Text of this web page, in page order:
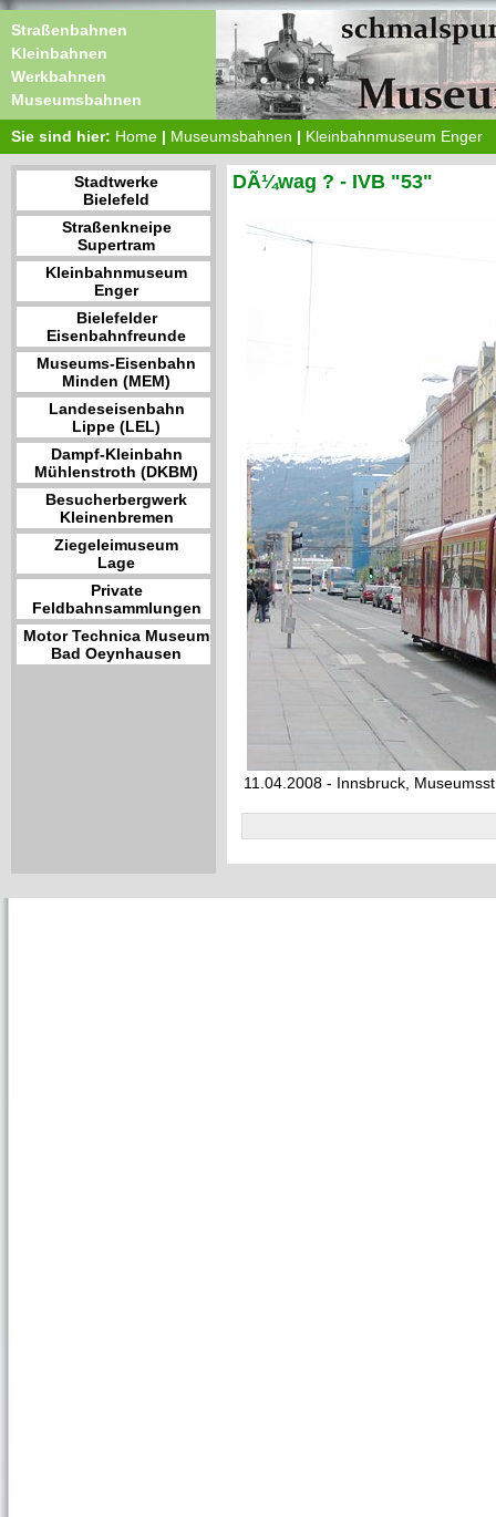
Straßenbahnen
Kleinbahnen
Werkbahnen
Museumsbahnen
Sie sind hier: Home | Museumsbahnen | Kleinbahnmuseum Enger
Stadtwerke
Bielefeld
Straßenkneipe
Supertram
Kleinbahnmuseum
Enger
Bielefelder
Eisenbahnfreunde
Museums-Eisenbahn
Minden (MEM)
Landeseisenbahn
Lippe (LEL)
Dampf-Kleinbahn
Mühlenstroth (DKBM)
Besucherbergwerk
Kleinenbremen
Ziegeleimuseum
Lage
Private
Feldbahnsammlungen
Motor Technica Museum
Bad Oeynhausen
DÃ¼wag ? - IVB "53"
11.04.2008 - Innsbruck,